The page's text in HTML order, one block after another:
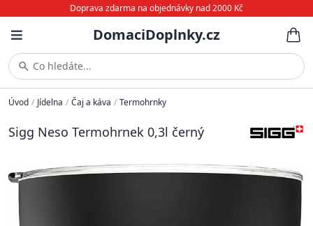
Doprava zdarma na objednávky nad 2000 Kč
DomaciDoplnky.cz
Co hledáte...
Úvod / Jídelna / Čaj a káva / Termohrnky
Sigg Neso Termohrnek 0,3l černý